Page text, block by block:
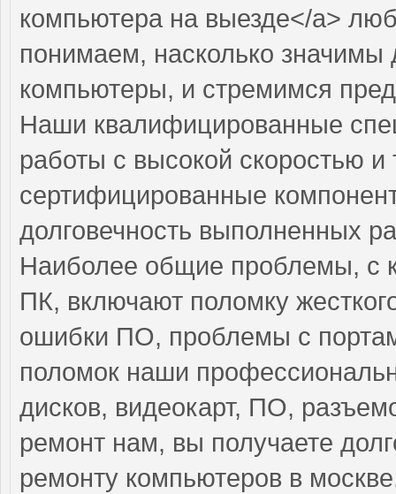
компьютера на выезде</a>
понимаем, насколько
компьютеры, и стремимся
Наши квалифицированные
работы с высокой скоростью и
сертифицированные
долговечность выполненных
Наиболее общие проблемы, с
ПК, включают поломку
ошибки ПО, проблемы с
поломок наши
дисков, видеокарт, ПО,
ремонт нам, вы получаете
ремонту компьютеров в